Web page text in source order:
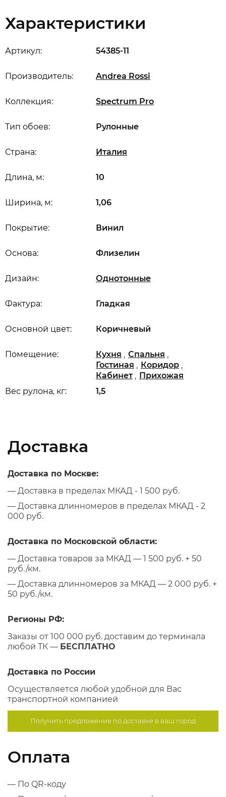
Характеристики
Артикул: 54385-11
Производитель: Andrea Rossi
Коллекция: Spectrum Pro
Длина, м: 10
Ширина, м: 1,06
Вес рулона, кг: 1,5
Основной цвет: Коричневый
Дизайн: Однотонные
Основа: Флизелин
Покрытие: Винил
Помещение: Кухня , Спальня ,
Гостиная , Коридор ,
Кабинет , Прихожая
Страна: Италия
Тип обоев: Рулонные
Фактура: Гладкая
Доставка
Доставка по Москве:
— Доставка в пределах МКАД - 1 500 руб.
— Доставка длинномеров в пределах МКАД - 2
000 руб.
Доставка по Московской области:
— Доставка товаров за МКАД — 1 500 руб. + 50
руб./км.
— Доставка длинномеров за МКАД — 2 000 руб. +
50 руб./км.
Регионы РФ:
Заказы от 100 000 руб. доставим до терминала
любой ТК — БЕСПЛАТНО
Доставка по России
Осуществляется любой удобной для Вас
транспортной компанией
Получить предложение подоставке в ваш город
Оплата
— По QR-коду